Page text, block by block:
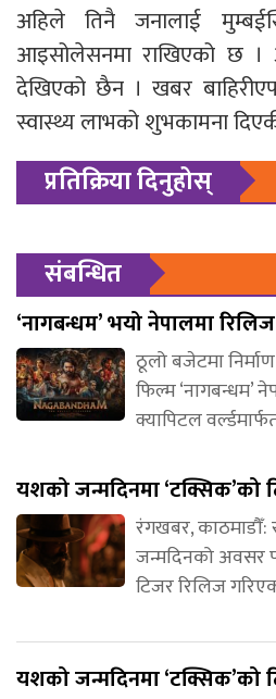
अहिले तिनै जनालाई
आइसोलेसनमा राखिएको छ
देखिएको छैन । खबर
स्वास्थ्य लाभको शुभकामना
प्रतिक्रिया दिनुहोस्
संबन्धित
‘नागबन्धम’ भयो नेपालमा रिलिज
ठूलो बजेटमा
फिल्म ‘नागबन्धम’
क्यापिटल
यशको जन्मदिनमा ‘टक्सिक’को
रंगखबर,
जन्मदिनको अवसर
टिजर रिलिज
यशको जन्मदिनमा ‘टक्सिक’को